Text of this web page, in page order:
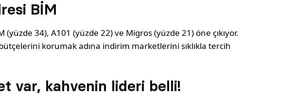
BİM
(yüzde 34), A101 (yüzde 22) ve Migros (yüzde 21) öne çıkıyor.
korumak adına indirim marketlerini sıklıkla tercih
var, kahvenin lideri belli!